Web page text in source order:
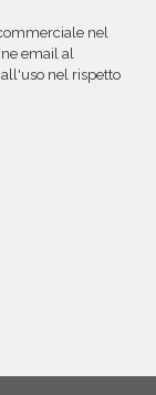
nel
email al
nel rispetto